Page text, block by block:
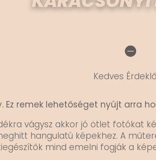
Kedves
Ez remek lehetőséget nyújt arra
vágysz akkor jó ötlet fotókat
hangulatú képekhez. A
mind emelni fogják a